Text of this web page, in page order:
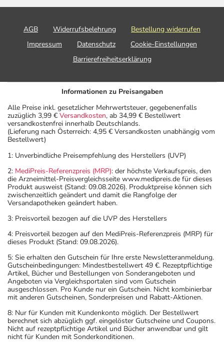
AGB Widerrufsbelehrung
Bestellung widerrufen
Impressum
Datenschutz
Cookie-Einstellungen
Barrierefreiheitserklärung
Informationen zu Preisangaben
Alle Preise inkl. gesetzlicher Mehrwertsteuer, gegebenenfalls
zuzüglich 3,99 € Versandkosten, ab 34,99 € Bestellwert
versandkostenfrei innerhalb Deutschlands.
(Lieferung nach Österreich: 4,95 € Versandkosten unabhängig vom
Bestellwert)
1: Unverbindliche Preisempfehlung des Herstellers (UVP)
2: MediPreis-Referenzpreis (MRP): der höchste Verkaufspreis, den
die Arzneimittel-Preisvergleichsseite www.medipreis.de für dieses
Produkt ausweist (Stand: 09.08.2026). Produktpreise können sich
zwischenzeitlich geändert und damit die Rangfolge der
Versandapotheken geändert haben.
3: Preisvorteil bezogen auf die UVP des Herstellers
4: Preisvorteil bezogen auf den MediPreis-Referenzpreis (MRP) für
dieses Produkt (Stand: 09.08.2026).
5: Sie erhalten den Gutschein für Ihre erste Newsletteranmeldung.
Gutscheinbedingungen: Mindestbestellwert 49 €. Rezeptpflichtige
Artikel, Bücher und Bestellungen von Sonderangeboten und
Angeboten via Vergleichsportalen sind vom Gutschein
ausgeschlossen. Pro Kunde nur ein Gutschein. Nicht kombinierbar
mit anderen Gutscheinen, Sonderpreisen und Rabatt-Aktionen.
8: Nur für Kunden mit Kundenkonto möglich. Der Bestellwert
berechnet sich abzüglich ggf. eingelöster Gutscheine und Coupons.
Nicht auf rezeptpflichtige Artikel und Bücher anwendbar und gilt
nicht für Kunden mit Sonderkonditionen.